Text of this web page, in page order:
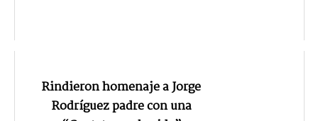
Rindieron homenaje a Jorge
Rodríguez padre con una